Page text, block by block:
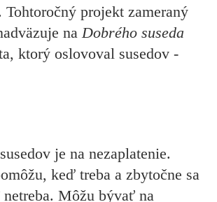
Tohtoročný projekt zameraný
na Dobrého suseda
ktorý oslovoval susedov -
je na nezaplatenie.
keď treba a zbytočne sa
Môžu bývať na